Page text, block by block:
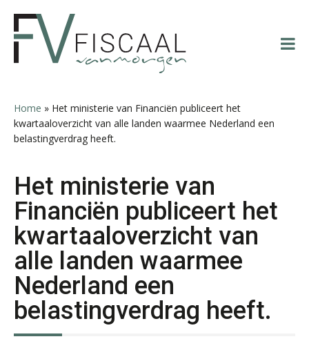
hoofdnavigatie
hoofd
eerste
voettekst
Home » Het ministerie van Financiën publiceert het
kwartaaloverzicht van alle landen waarmee Nederland een
belastingverdrag heeft.
Het ministerie van
Financiën publiceert het
kwartaaloverzicht van
alle landen waarmee
Nederland een
belastingverdrag heeft.
Herman van Kesteren
Patrick Wille